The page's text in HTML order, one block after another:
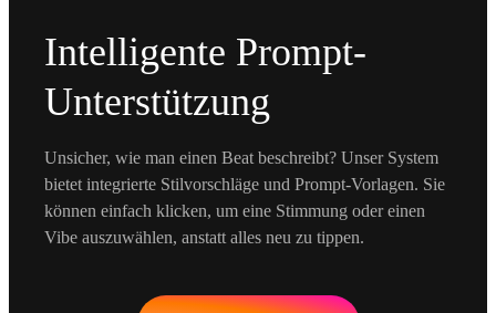
Intelligente Prompt-
Unterstützung
Unsicher, wie man einen Beat beschreibt? Unser System
bietet integrierte Stilvorschläge und Prompt-Vorlagen. Sie
können einfach klicken, um eine Stimmung oder einen
Vibe auszuwählen, anstatt alles neu zu tippen.